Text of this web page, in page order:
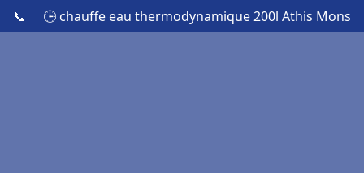
📞 🕒 chauffe eau thermodynamique 200l Athis Mons